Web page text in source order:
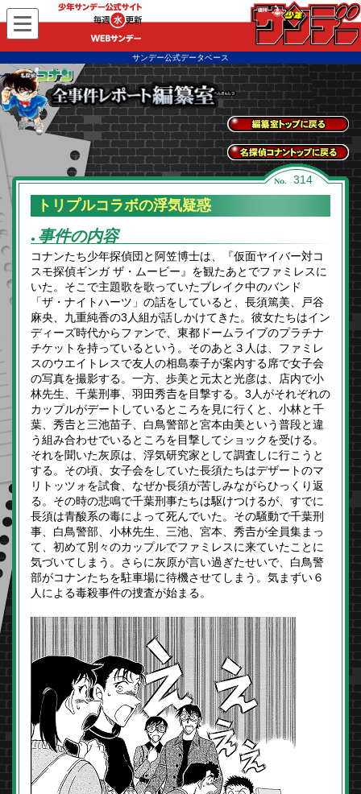
WEBサンデー
サンデー公式データベース
全事件レポートトッ
プに戻る
名探偵コナントップ
に戻る
314
トリプルコラボの浮気疑惑
● 事件の内容
コナンたち少年探偵団と阿笠博士は、『仮面ヤイバー対コ
スモ探偵ギンガ ザ・ムービー』を観たあとでファミレスに
いた。そこで主題歌を歌っていたブレイク中のバンド
「ザ・ナイトハーツ」の話をしていると、長須篤美、戸谷
麻央、九重純香の3人組が話しかけてきた。彼女たちはイン
ディーズ時代からファンで、東都ドームライブのプラチナ
チケットを持っているという。そのあと３人は、ファミレ
スのウエイトレスで友人の相島泰子が案内する席で女子会
の写真を撮影する。一方、歩美と元太と光彦は、店内で小
林先生、千葉刑事、羽田秀𠮷を目撃する。3人がそれぞれの
カップルがデートしているところを見に行くと、小林と千
葉、秀𠮷と三池苗子、白鳥警部と宮本由美という普段と違
う組み合わせでいるところを目撃してショックを受ける。
それを聞いた灰原は、浮気研究家として調査しに行こうと
する。その頃、女子会をしていた長須たちはデザートのマ
リトッツォを試食、なぜか長須が苦しみながらひっくり返
る。その時の悲鳴で千葉刑事たちは駆けつけるが、すでに
長須は青酸系の毒によって死んでいた。その騒動で千葉刑
事、白鳥警部、小林先生、三池、宮本、秀𠮷が全員集まっ
て、初めて別々のカップルでファミレスに来ていたことに
気づいてしまう。さらに灰原が言い過ぎたせいで、白鳥警
部がコナンたちを駐車場に待機させてしまう。気まずい６
人による毒殺事件の捜査が始まる。